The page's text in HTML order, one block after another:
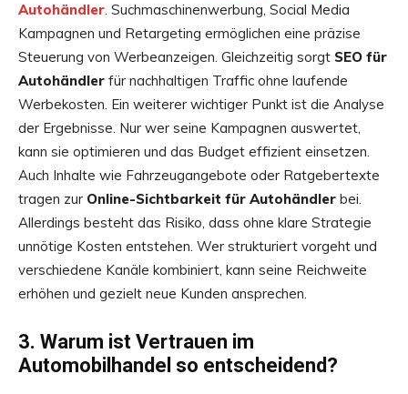
Autohändler. Suchmaschinenwerbung, Social Media
Kampagnen und Retargeting ermöglichen eine präzise
Steuerung von Werbeanzeigen. Gleichzeitig sorgt SEO für
Autohändler für nachhaltigen Traffic ohne laufende
Werbekosten. Ein weiterer wichtiger Punkt ist die Analyse
der Ergebnisse. Nur wer seine Kampagnen auswertet,
kann sie optimieren und das Budget effizient einsetzen.
Auch Inhalte wie Fahrzeugangebote oder Ratgebertexte
tragen zur Online-Sichtbarkeit für Autohändler bei.
Allerdings besteht das Risiko, dass ohne klare Strategie
unnötige Kosten entstehen. Wer strukturiert vorgeht und
verschiedene Kanäle kombiniert, kann seine Reichweite
erhöhen und gezielt neue Kunden ansprechen.
3. Warum ist Vertrauen im
Automobilhandel so entscheidend?